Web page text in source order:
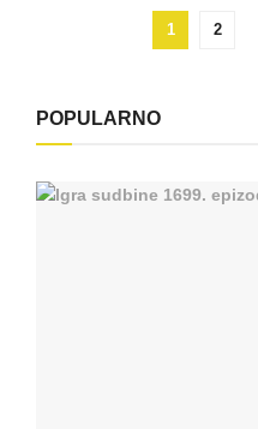
1 2
POPULARNO